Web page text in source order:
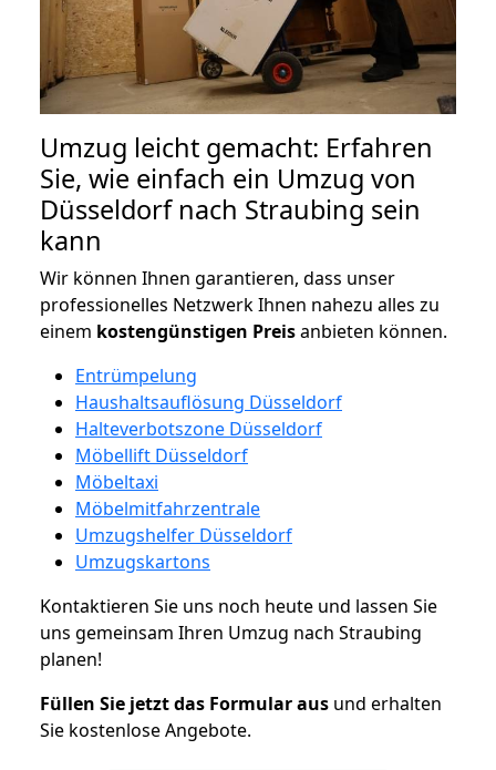
Umzug leicht gemacht: Erfahren
Sie, wie einfach ein Umzug von
Düsseldorf nach Straubing sein
kann
Wir können Ihnen garantieren, dass unser
professionelles Netzwerk Ihnen nahezu alles zu
einem kostengünstigen Preisanbieten können.
Entrümpelung
Haushaltsauflösung Düsseldorf
Halteverbotszone Düsseldorf
Möbellift Düsseldorf
Möbeltaxi
Möbelmitfahrzentrale
Umzugshelfer Düsseldorf
Umzugskartons
Kontaktieren Sie uns noch heute und lassen Sie
uns gemeinsam Ihren Umzug nach Straubing
planen!
Füllen Sie jetzt das Formular aus und erhalten
Sie kostenlose Angebote.